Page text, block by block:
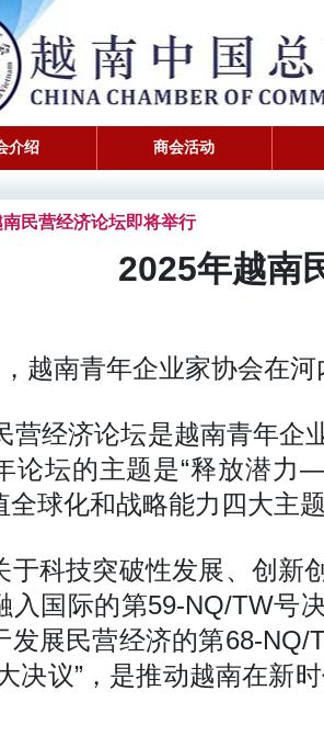
介绍 商会活动
南民营经济论坛即将举行
2025年越南
越南青年企业家协会在
营经济论坛是越南青年企
论坛的主题是“释放潜
全球化和战略能力四大主
于科技突破性发展、创新
入国际的第59-NQ/TW号
发展民营经济的第68-
决议”，是推动越南在新